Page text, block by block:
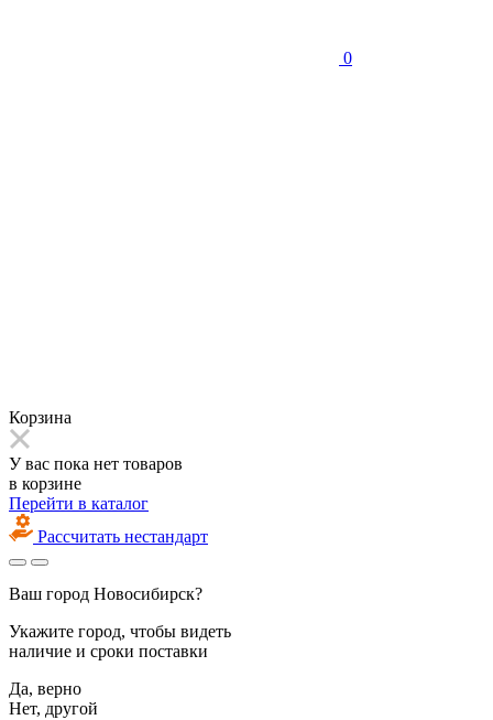
0
Корзина
У вас пока нет товаров
в корзине
Перейти в каталог
Рассчитать нестандарт
Ваш город Новосибирск?
Укажите город, чтобы видеть
наличие и сроки поставки
Да, верно
Нет, другой